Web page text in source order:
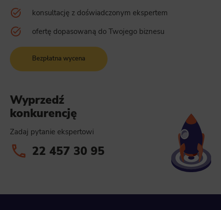
konsultację z doświadczonym ekspertem
ofertę dopasowaną do Twojego biznesu
Bezpłatna wycena
Wyprzedź
konkurencję
Zadaj pytanie ekspertowi
22 457 30 95